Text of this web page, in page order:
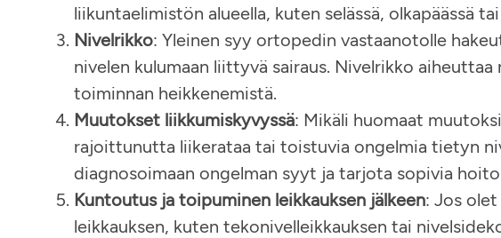
liikuntaelimistön alueella, kuten selässä, olkapäässä
Nivelrikko: Yleinen syy ortopedin vastaanotolle
nivelen kulumaan liittyvä sairaus. Nivelrikko
toiminnan heikkenemistä​​.
Muutokset liikkumiskyvyssä: Mikäli huomaat
rajoittunutta liikerataa tai toistuvia ongelmia tietyn
diagnosoimaan ongelman syyt ja tarjota sopivia
Kuntoutus ja toipuminen leikkauksen jälkeen: Jos
leikkauksen, kuten tekonivelleikkauksen tai